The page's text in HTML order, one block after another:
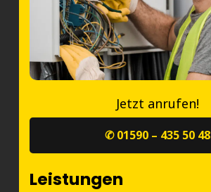
Jetzt anrufen!
✆ 01590 – 435 50 48
Leistungen